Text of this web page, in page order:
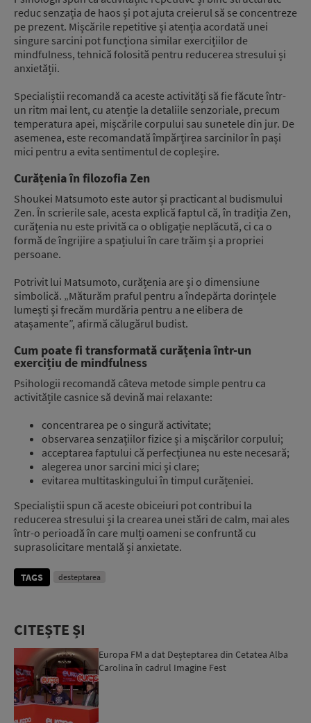
reduc senzația de haos și pot ajuta creierul să se concentreze
pe prezent. Mișcările repetitive și atenția acordată unei
singure sarcini pot funcționa similar exercițiilor de
mindfulness, tehnică folosită pentru reducerea stresului și
anxietății.
Specialiștii recomandă ca aceste activități să fie făcute într-
un ritm mai lent, cu atenție la detaliile senzoriale, precum
temperatura apei, mișcările corpului sau sunetele din jur. De
asemenea, este recomandată împărțirea sarcinilor în pași
mici pentru a evita sentimentul de copleșire.
Curățenia în filozofia Zen
Shoukei Matsumoto este autor și practicant al budismului
Zen. În scrierile sale, acesta explică faptul că, în tradiția Zen,
curățenia nu este privită ca o obligație neplăcută, ci ca o
formă de îngrijire a spațiului în care trăim și a propriei
persoane.
Potrivit lui Matsumoto, curățenia are și o dimensiune
simbolică. „Măturăm praful pentru a îndepărta dorințele
lumești și frecăm murdăria pentru a ne elibera de
atașamente”, afirmă călugărul budist.
Cum poate fi transformată curățenia într-un
exercițiu de mindfulness
Psihologii recomandă câteva metode simple pentru ca
activitățile casnice să devină mai relaxante:
concentrarea pe o singură activitate;
observarea senzațiilor fizice și a mișcărilor corpului;
acceptarea faptului că perfecțiunea nu este necesară;
alegerea unor sarcini mici și clare;
evitarea multitaskingului în timpul curățeniei.
Specialiștii spun că aceste obiceiuri pot contribui la
reducerea stresului și la crearea unei stări de calm, mai ales
într-o perioadă în care mulți oameni se confruntă cu
suprasolicitare mentală și anxietate.
TAGS desteptarea
CITEȘTE ȘI
Europa FM a dat Deșteptarea din Cetatea Alba
Carolina în cadrul Imagine Fest